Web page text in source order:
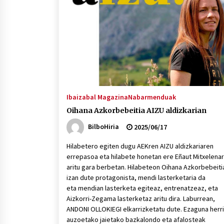
protagonista
2026/07/16
POTTO: San Pedro jaietako bertso-
saioa
2026/07/09
Auritz Iñurrietaren margoak
ikusgai Uribitarte40 aretoan
Ibaizabal MagazinaNabarmenduak
Oihana Azkorbebeitia AIZU aldizkarian
BilboHiria
2025/06/17
Hilabetero egiten dugu AEKren AIZU aldizkariaren
errepasoa eta hilabete honetan ere Eñaut
aritu gara berbetan. Hilabeteon Oihana
izan dute protagonista, mendi lasterketaria da
eta mendian lasterketa egiteaz, entrenatzeaz, eta
Aizkorri-Zegama lasterketaz aritu dira. Laburrean,
ANDONI OLLOKIEGI elkarrizketatu dute. Ezaguna
auzoetako jaietako bazkalondo eta afalosteak